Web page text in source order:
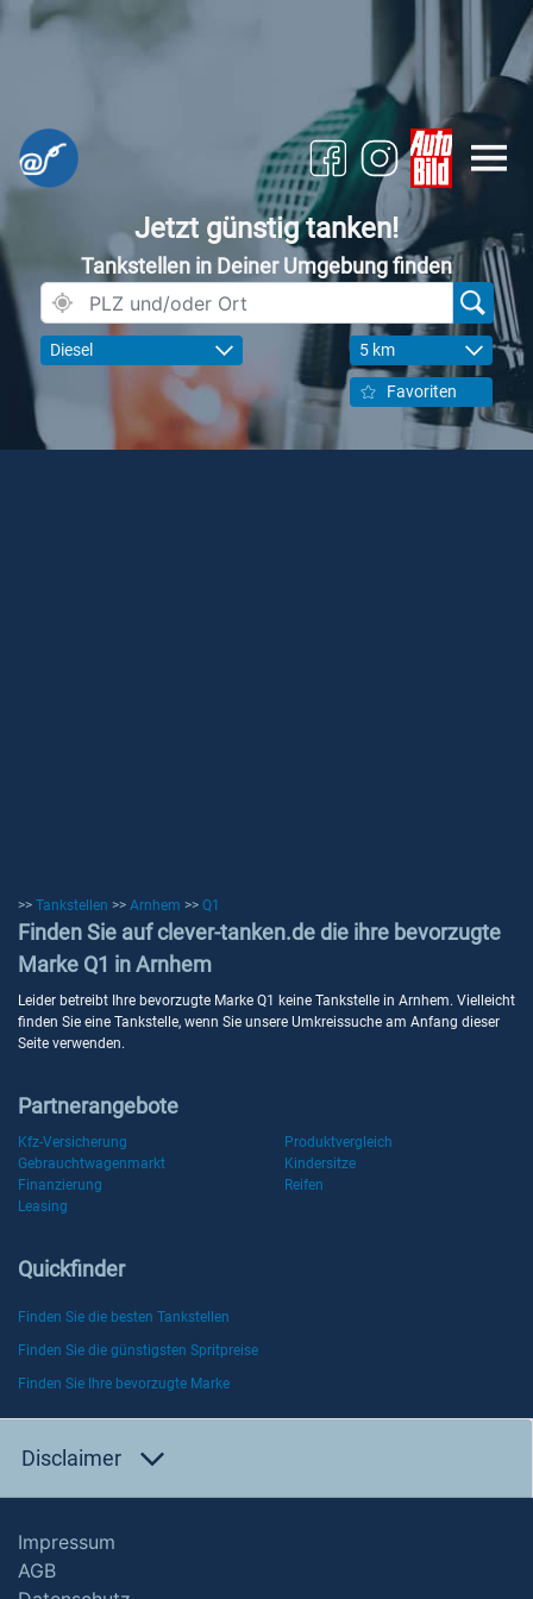
Jetzt günstig tanken!
Tankstellen in Deiner Umgebung finden
Diesel 5 km
Favoriten
>> Tankstellen >> Arnhem >> Q1
Finden Sie auf clever-tanken.de die ihre bevorzugte
Marke Q1 in Arnhem
Leider betreibt Ihre bevorzugte Marke Q1 keine Tankstelle in Arnhem. Vielleicht
finden Sie eine Tankstelle, wenn Sie unsere Umkreissuche am Anfang dieser
Seite verwenden.
Partnerangebote
Kfz-Versicherung
Produktvergleich
Gebrauchtwagenmarkt
Kindersitze
Finanzierung
Reifen
Leasing
Quickfinder
Finden Sie die besten Tankstellen
Finden Sie die günstigsten Spritpreise
Finden Sie Ihre bevorzugte Marke
Disclaimer
Impressum
AGB